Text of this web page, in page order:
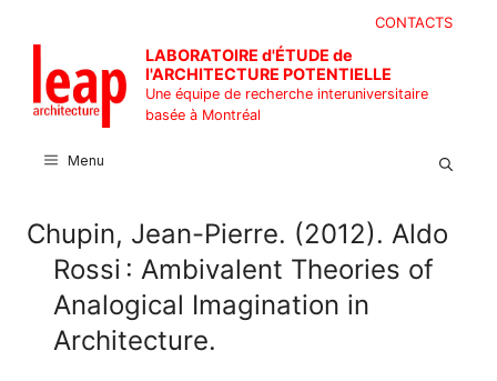
contenu
CONTACTS
LABORATOIRE d'ÉTUDE de
l'ARCHITECTURE POTENTIELLE
Une équipe de recherche interuniversitaire
basée à Montréal
Menu
Chupin, Jean-Pierre. (2012). Aldo
Rossi : Ambivalent Theories of
Analogical Imagination in
Architecture.